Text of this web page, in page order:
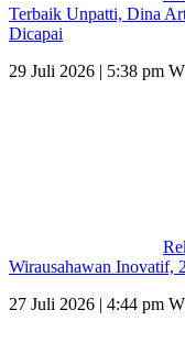
Terbaik Unpatti, Dina
Dicapai
29 Juli 2026 | 5:38 pm
Wirausahawan Inovatif,
27 Juli 2026 | 4:44 pm